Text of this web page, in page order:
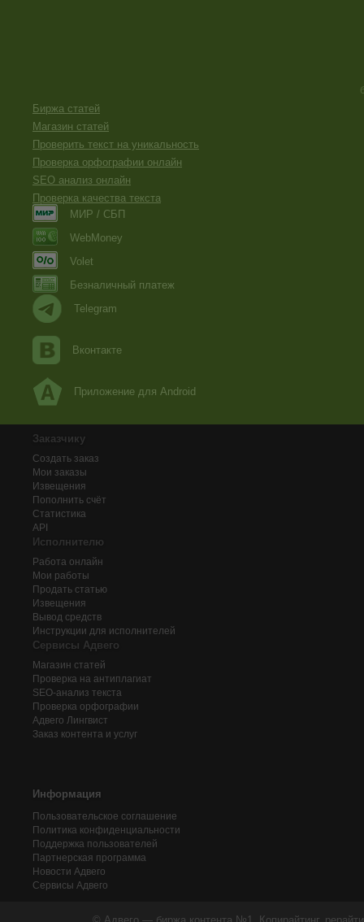
Биржа статей
Магазин статей
Проверить текст на уникальность
Проверка орфографии онлайн
SEO анализ онлайн
Проверка качества текста
МИР / СБП
WebMoney
Volet
Безналичный платеж
Telegram
Вконтакте
Приложение для Android
Заказчику
Создать заказ
Мои заказы
Извещения
Пополнить счёт
Статистика
API
Исполнителю
Работа онлайн
Мои работы
Продать статью
Извещения
Вывод средств
Инструкции для исполнителей
Сервисы Адвего
Магазин статей
Проверка на антиплагиат
SEO-анализ текста
Проверка орфографии
Адвего Лингвист
Заказ контента и услуг
Информация
Пользовательское соглашение
Политика конфиденциальности
Поддержка пользователей
Партнерская программа
Новости Адвего
Сервисы Адвего